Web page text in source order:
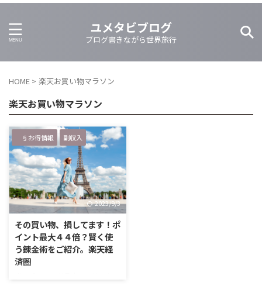
ユメタビブログ
ブログ書きながら世界旅行
HOME > 楽天お買い物マラソン
楽天お買い物マラソン
§お得情報 副収入
2023/9/3
その買い物、損してます！ポ
イント最大４４倍？賢く使
う錬金術をご紹介。楽天経
済圏